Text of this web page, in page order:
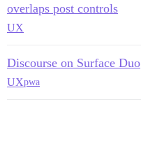
overlaps post controls
UX
Discourse on Surface Duo
UXpwa